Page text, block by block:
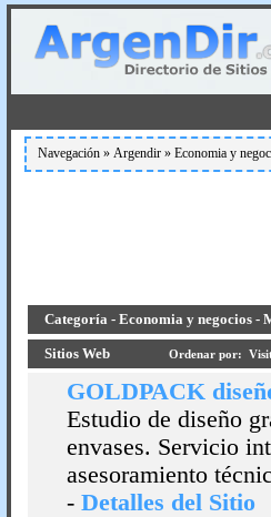
Navegación » Argendir » Economia y
Categoría - Economia y negocios -
Sitios Web Ordenar por:
GOLDPACK
Estudio de diseño
envases. Servicio
asesoramiento
- Detalles del Sitio